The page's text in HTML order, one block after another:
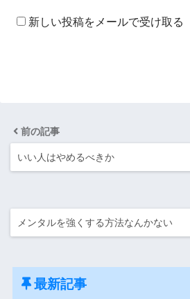
新しい投稿をメールで受け取る
前の記事
いい人はやめるべきか
メンタルを強くする方法なんかない
最新記事